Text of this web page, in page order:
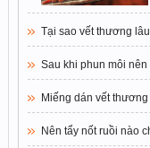
Tại sao vết thương
Sau khi phun môi
Miếng dán vết
Nên tẩy nốt ruồi nào